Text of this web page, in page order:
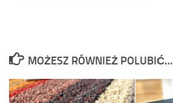
MOŻESZ RÓWNIEŻ POLUBIĆ…